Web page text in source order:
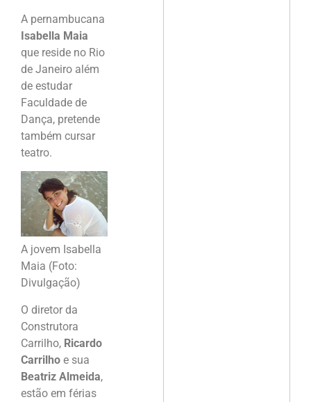
A pernambucana
Isabella Maia
que reside no Rio
de Janeiro além
de estudar
Faculdade de
Dança, pretende
também cursar
teatro.
A jovem Isabella
Maia (Foto:
Divulgação)
O diretor da
Construtora
Carrilho, Ricardo
Carrilho e sua
Beatriz Almeida,
estão em férias